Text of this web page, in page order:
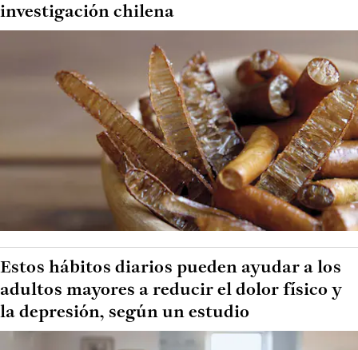
investigación chilena
Estos hábitos diarios pueden ayudar a los
adultos mayores a reducir el dolor físico y
la depresión, según un estudio